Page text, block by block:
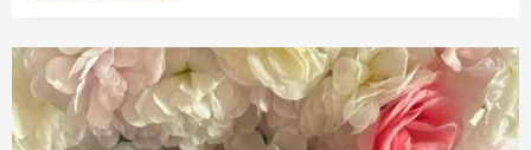
Degusta Box Gouda Käseshop SharkNinja
Die Weinbörse Brogsitter FrischeParadies